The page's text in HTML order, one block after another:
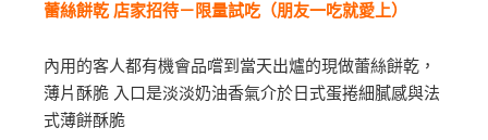
蕾絲餅乾 店家招待－限量試吃（朋友一吃就愛上）
內用的客人都有機會品嚐到當天出爐的現做蕾絲餅乾，
薄片酥脆 入口是淡淡奶油香氣介於日式蛋捲細膩感與法
式薄餅酥脆